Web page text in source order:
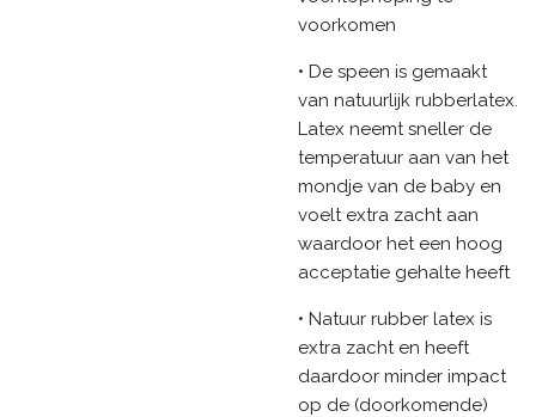
voorkomen
• De speen is gemaakt
van natuurlijk rubberlatex.
Latex neemt sneller de
temperatuur aan van het
mondje van de baby en
voelt extra zacht aan
waardoor het een hoog
acceptatie gehalte heeft
• Natuur rubber latex is
extra zacht en heeft
daardoor minder impact
op de (doorkomende)